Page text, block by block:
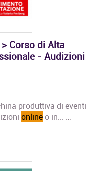
Corso di Alta
- Audizioni
produttiva di eventi
onlineo in... …